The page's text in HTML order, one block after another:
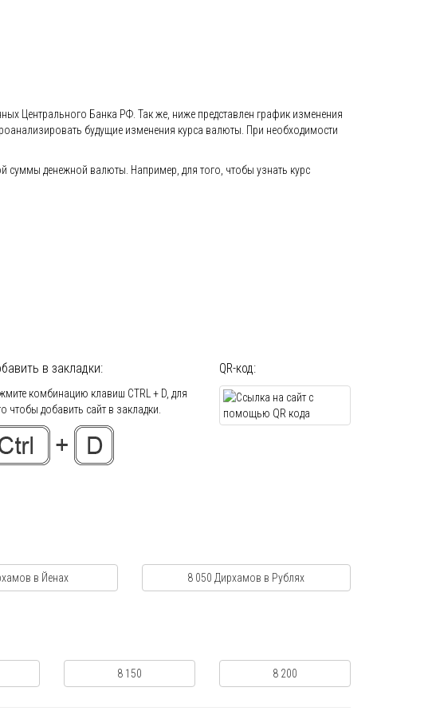
Центрального Банка РФ. Так же, ниже представлен график изменения
будущие изменения курса валюты. При необходимости
денежной валюты. Например, для того, чтобы узнать курс
в закладки:
комбинацию клавиш CTRL + D, для
чтобы добавить сайт в закладки.
QR-код:
в Йенах 8 050 Дирхамов в Рублях
8 150 8 200